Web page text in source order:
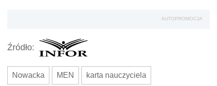
AUTOPROMOCJA
Źródło:
Nowacka MEN karta nauczyciela